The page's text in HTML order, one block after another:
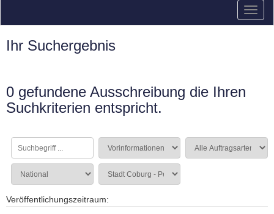
Ihr Suchergebnis
0 gefundene Ausschreibung die Ihren
Suchkriterien entspricht.
Veröffentlichungszeitraum: